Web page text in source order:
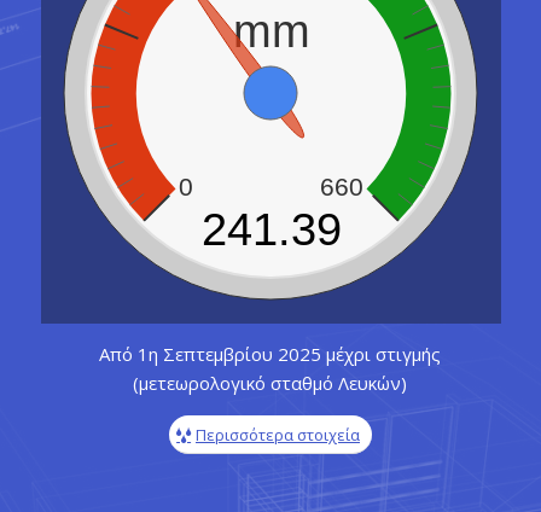
mm
0 660
241.39
Από 1η Σεπτεμβρίου 2025 μέχρι στιγμής
(μετεωρολογικό σταθμό Λευκών)
Περισσότερα στοιχεία